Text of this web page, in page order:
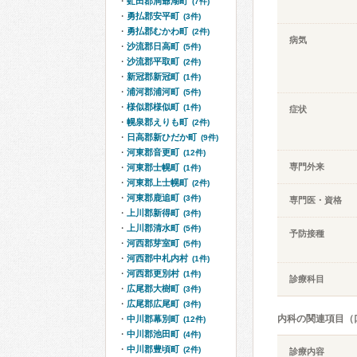
病気
症状
専門外来
専門医・資格
予防接種
診療科目
内科の関連項目
診療内容
勇払郡安平町 (3件)
勇払郡むかわ町 (2件)
沙流郡日高町 (5件)
沙流郡平取町 (2件)
新冠郡新冠町 (1件)
浦河郡浦河町 (5件)
様似郡様似町 (1件)
幌泉郡えりも町 (2件)
日高郡新ひだか町 (9件)
河東郡音更町 (12件)
河東郡士幌町 (1件)
河東郡上士幌町 (2件)
河東郡鹿追町 (3件)
上川郡新得町 (3件)
上川郡清水町 (5件)
河西郡芽室町 (5件)
河西郡中札内村 (1件)
河西郡更別村 (1件)
広尾郡大樹町 (3件)
広尾郡広尾町 (3件)
中川郡幕別町 (12件)
中川郡池田町 (4件)
中川郡豊頃町 (2件)